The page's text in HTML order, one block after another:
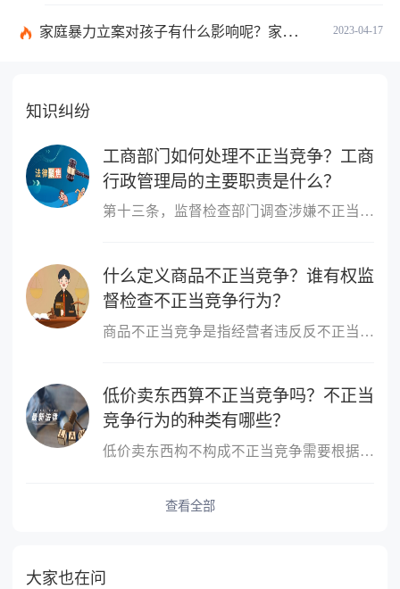
2023-04-17
家庭暴力立案对孩子有什么影响呢？家暴报警后处理流程有什么呢？
知识纠纷
工商部门如何处理不正当竞争？工商
行政管理局的主要职责是什么？
第十三条，监督检查部门调查涉嫌不正当竞争行为，可以采取下列措施：
什么定义商品不正当竞争？谁有权监
督检查不正当竞争行为？
商品不正当竞争是指经营者违反反不正当竞争法的有关规定，损害其他...
低价卖东西算不正当竞争吗？不正当
竞争行为的种类有哪些？
低价卖东西构不构成不正当竞争需要根据实际情况来确定，经营者不得...
查看全部
大家也在问